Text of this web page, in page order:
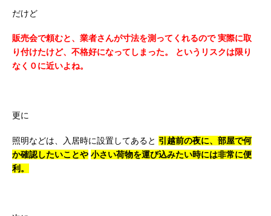
だけど
販売会で頼むと、業者さんが寸法を測ってくれるので 実際に取
り付けたけど、不格好になってしまった。
というリスクは限り
なく０に近いよね。
更に
照明などは、入居時に設置してあると 引越前の夜に、部屋で何
か確認したいことや 小さい荷物を運び込みたい時には非常に便
利。